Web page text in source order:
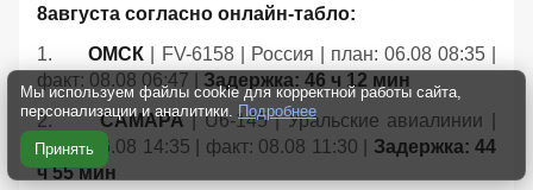
8августа согласно онлайн-табло:
1.ОМСК | FV-6158 | Россия | план: 06.08 08:35 |
факт: 08.08 06:47 | Задержка: 46 ч 12 мин
2.САМАРА| U6-145 | Уральские авиалинии |
план: 06.08 14:35 | факт: 08.08 11:30 | Задержка: 44
ч 55 мин
Мы используем файлы cookie для корректной работы сайта,
персонализации и аналитики. Подробнее
Принять